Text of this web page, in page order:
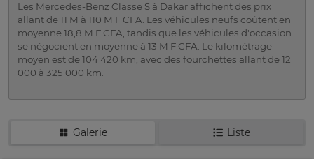
Les Mercedes-Benz Classe S à Dakar affichent des prix
allant de 11 M à 110 M F CFA. Les véhicules neufs coûtent en
moyenne 18,8 M F CFA, tandis que les véhicules d'occasion
se négocient en moyenne à 13 M F CFA. Le kilométrage
moyen est de 104 420 km, avec des fourchettes allant de 12
000 à 325 000 km.
Galerie Liste